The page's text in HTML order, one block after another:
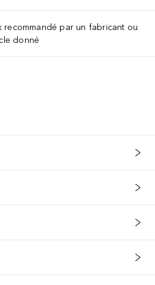
recommandé par un fabricant ou
donné